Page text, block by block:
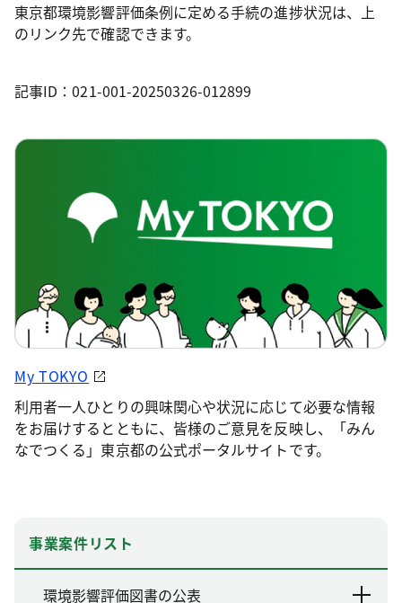
東京都環境影響評価条例に定める手続の進捗状況は、上
のリンク先で確認できます。
記事ID：021-001-20250326-012899
My TOKYO
利用者一人ひとりの興味関心や状況に応じて必要な情報
をお届けするとともに、皆様のご意見を反映し、「みん
なでつくる」東京都の公式ポータルサイトです。
事業案件リスト
環境影響評価図書の公表